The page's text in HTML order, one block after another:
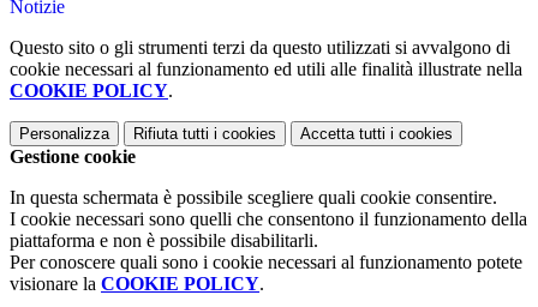
Notizie
Questo sito o gli strumenti terzi da questo utilizzati si avvalgono di
cookie necessari al funzionamento ed utili alle finalità illustrate nella
COOKIE POLICY.
Personalizza Rifiuta tutti i cookies Accetta tutti i cookies
Gestione cookie
In questa schermata è possibile scegliere quali cookie consentire.
I cookie necessari sono quelli che consentono il funzionamento della
piattaforma e non è possibile disabilitarli.
Per conoscere quali sono i cookie necessari al funzionamento potete
visionare la COOKIE POLICY.